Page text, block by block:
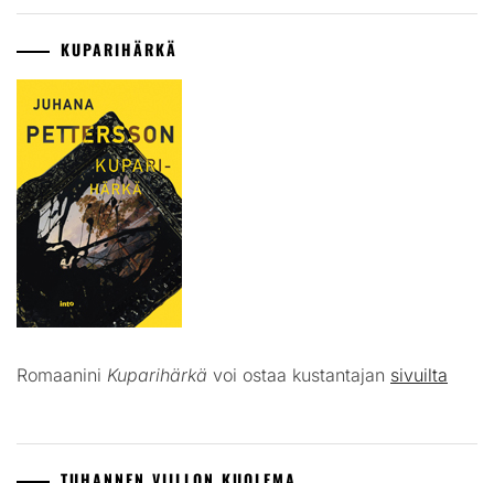
KUPARIHÄRKÄ
Romaanini Kuparihärkä voi ostaa kustantajan sivuilta